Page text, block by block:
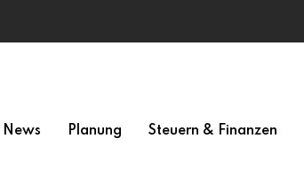
News Planung Steuern & Finanzen